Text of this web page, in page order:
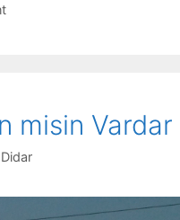
misin Vardar
Didar